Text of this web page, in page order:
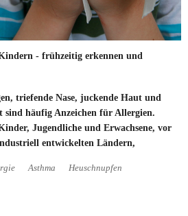
- frühzeitig erkennen und
triefende Nase, juckende Haut und
sind häufig Anzeichen für Allergien.
Jugendliche und Erwachsene, vor
entwickelten Ländern,
Asthma
Heuschnupfen
Allergien bei Kindern - frühzeitig erkennen